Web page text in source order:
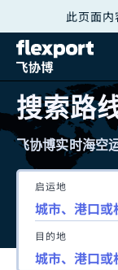
此页面内
搜索路
飞协博实时海空
启运地
目的地